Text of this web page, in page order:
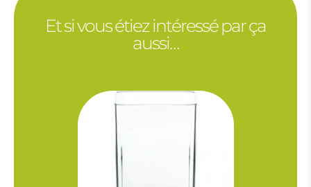
SON
COEUREt si vous étiez intéressé par ça
aussi…